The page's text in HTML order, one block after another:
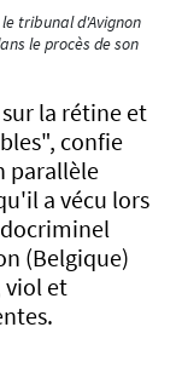
tribunal d'Avignon
le procès de son
la rétine et
confie
parallèle
a vécu lors
(Belgique)
viol et